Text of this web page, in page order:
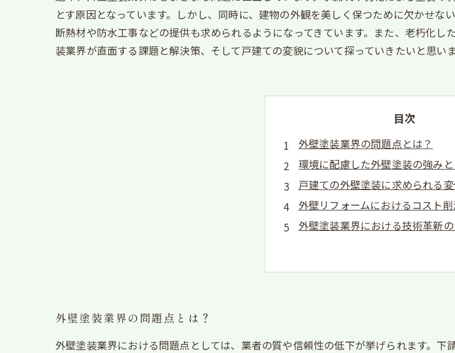
とす原因となっています。しかし、同時に、建物の外観を美しく保つために欠かせな
断熱材や防水工事などの提供も求められるようになってきています。また、老朽化
装業界が直面する課題と解決策、そして戸建ての変貌について探っていきたいと思いま
目次
外壁塗装業界の問題点とは？
環境に配慮した外壁塗装の強みと
戸建ての外壁塗装に求められる
外壁リフォームにおけるコスト
外壁塗装業界における技術革新
外壁塗装業界の問題点とは？
外壁塗装業界における問題点としては、業者の質や信頼性の低下が挙げられます。下